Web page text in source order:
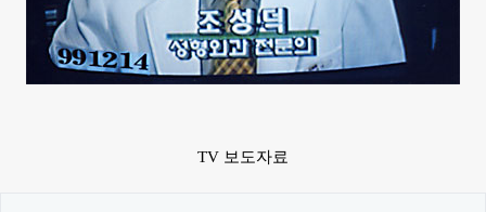
TV 보도자료